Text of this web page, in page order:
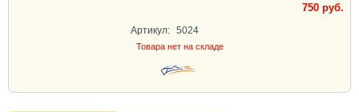
750 руб.
Артикул: 5024
Товара нет на складе